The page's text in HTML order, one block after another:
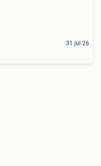
31 jul 26